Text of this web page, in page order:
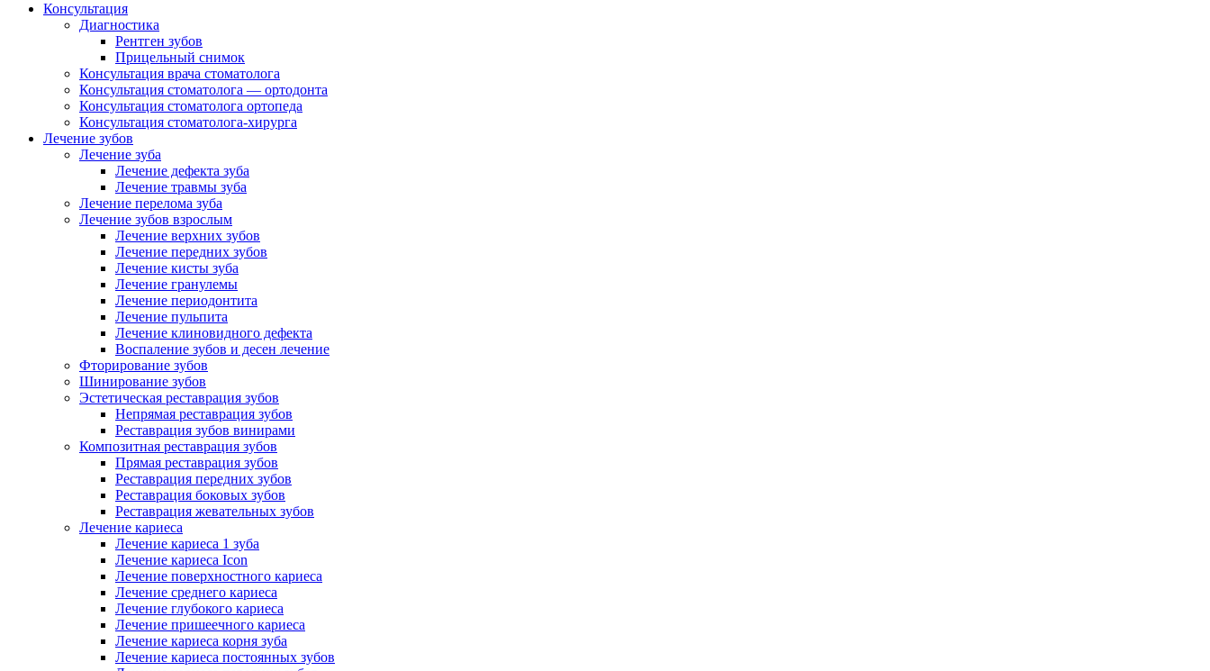
Консультация
Диагностика
Рентген зубов
Прицельный снимок
Консультация врача стоматолога
Консультация стоматолога — ортодонта
Консультация стоматолога ортопеда
Консультация стоматолога-хирурга
Лечение зубов
Лечение зуба
Лечение дефекта зуба
Лечение травмы зуба
Лечение перелома зуба
Лечение зубов взрослым
Лечение верхних зубов
Лечение передних зубов
Лечение кисты зуба
Лечение гранулемы
Лечение периодонтита
Лечение пульпита
Лечение клиновидного дефекта
Воспаление зубов и десен лечение
Фторирование зубов
Шинирование зубов
Эстетическая реставрация зубов
Непрямая реставрация зубов
Реставрация зубов винирами
Композитная реставрация зубов
Прямая реставрация зубов
Реставрация передних зубов
Реставрация боковых зубов
Реставрация жевательных зубов
Лечение кариеса
Лечение кариеса 1 зуба
Лечение кариеса Icon
Лечение поверхностного кариеса
Лечение среднего кариеса
Лечение глубокого кариеса
Лечение пришеечного кариеса
Лечение кариеса корня зуба
Лечение кариеса постоянных зубов